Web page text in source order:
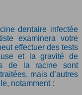
dentaire infectée
examinera votre
effectuer des tests
et la gravité de
de la racine sont
mais d’autres
notamment :